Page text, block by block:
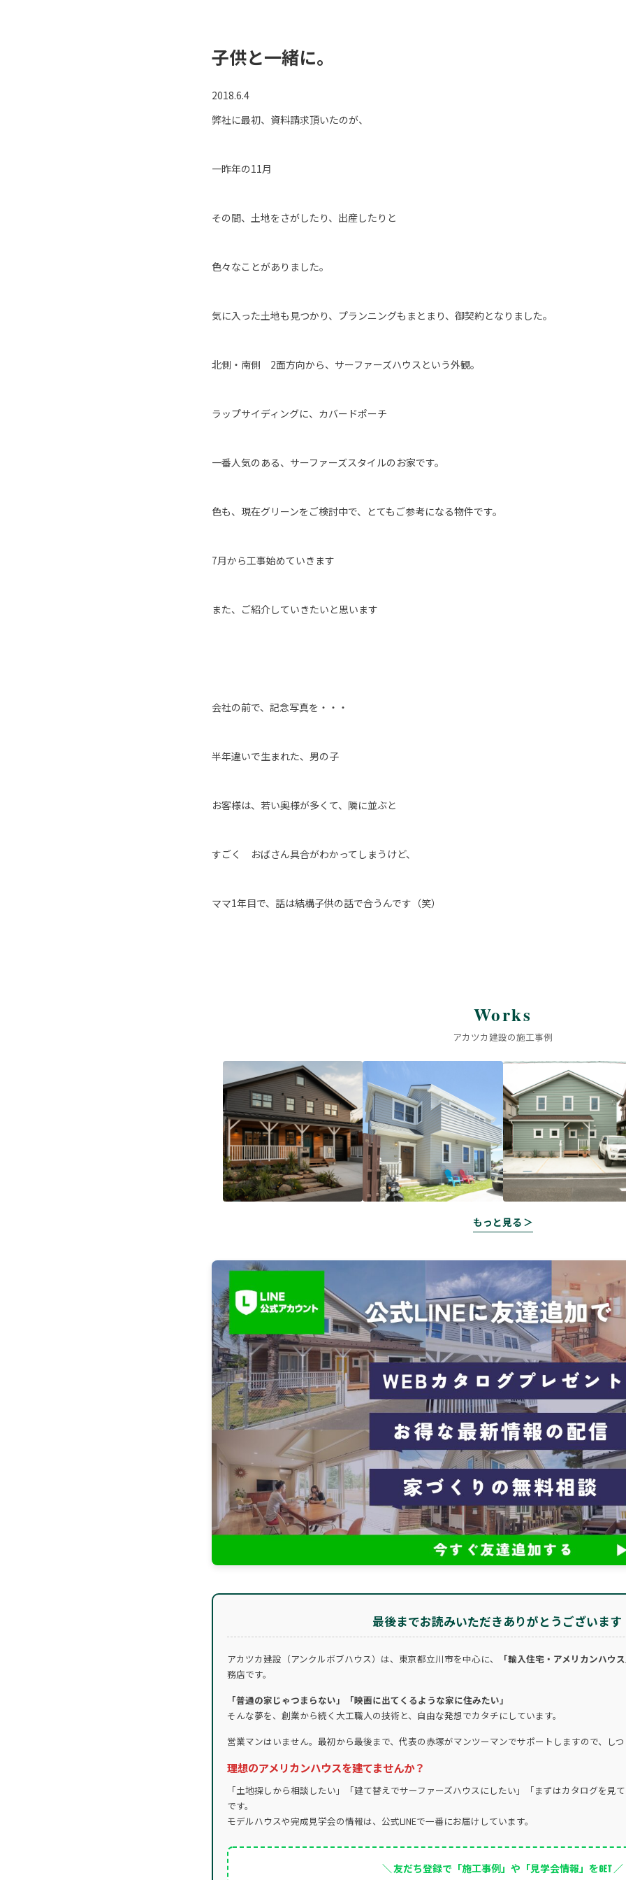
子供と一緒に。
2018.6.4
弊社に最初、資料請求頂いたのが、
一昨年の11月
その間、土地をさがしたり、出産したりと
色々なことがありました。
気に入った土地も見つかり、プランニングもまとまり、御契約となりました。
北側・南側 2面方向から、サーファーズハウスという外観。
ラップサイディングに、カバードポーチ
一番人気のある、サーファーズスタイルのお家です。
色も、現在グリーンをご検討中で、とてもご参考になる物件です。
7月から工事始めていきます
また、ご紹介していきたいと思います
会社の前で、記念写真を・・・
半年違いで生まれた、男の子
お客様は、若い奥様が多くて、隣に並ぶと
すごく おばさん具合がわかってしまうけど、
ママ1年目で、話は結構子供の話で合うんです（笑）
Works
アカツカ建設の施工事例
もっと見る ＞
最後までお読みいただきありがとうございます
アカツカ建設（アンクルボブハウス）は、東京都立川市を中心に、 「輸入住宅・アメリカンハウス
務店です。
「普通の家じゃつまらない」「映画に出てくるような家に住みたい」
そんな夢を、創業から続く大工職人の技術と、自由な発想でカタチにしています。
営業マンはいません。最初から最後まで、代表の赤塚がマンツーマンでサポートしますので、しつ
理想のアメリカンハウスを建てませんか？
「土地探しから相談したい」「建て替えでサーファーズハウスにしたい」「まずはカタログを見
です。
モデルハウスや完成見学会の情報は、公式LINEで一番にお届けしています。
＼ 友だち登録で「施工事例」や「見学会情報」をGET ／